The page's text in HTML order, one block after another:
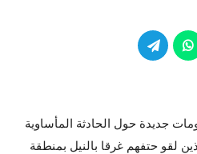
جديدة حول الحادثة المأساوية
لقو حتفهم غرقا بالنيل بمنطقة